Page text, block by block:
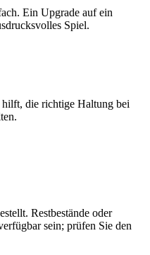
Ein Upgrade auf ein
Spiel.
die richtige Haltung bei
Restbestände oder
sein; prüfen Sie den